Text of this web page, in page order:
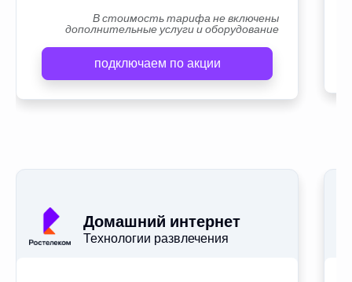
В стоимость тарифа не включены
дополнительные услуги и оборудование
подключаем по акции
Домашний интернет
Технологии развлечения